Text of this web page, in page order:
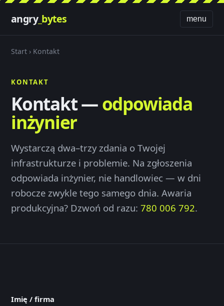
angry_bytes menu
Start › Kontakt
KONTAKT
Kontakt —odpowiada
inżynier
Wystarczą dwa–trzy zdania o Twojej
infrastrukturze i problemie. Na zgłoszenia
odpowiada inżynier, nie handlowiec — w dni
robocze zwykle tego samego dnia. Awaria
produkcyjna? Dzwoń od razu: 780 006 792.
Imię / firma